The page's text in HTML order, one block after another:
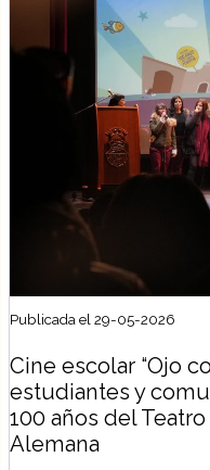
Publicada el 29-05-2026
Cine escolar “Ojo
estudiantes y
100 años del
Alemana